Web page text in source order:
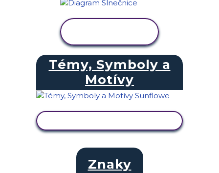
Témy, Symboly a
Motívy
Znaky